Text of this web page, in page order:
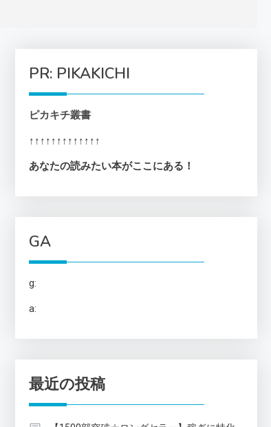
PR: PIKAKICHI
ピカキチ叢書
↑↑↑↑↑↑↑↑↑↑↑↑↑
あなたの読みたい本がここにある！
GA
g:
a:
最近の投稿